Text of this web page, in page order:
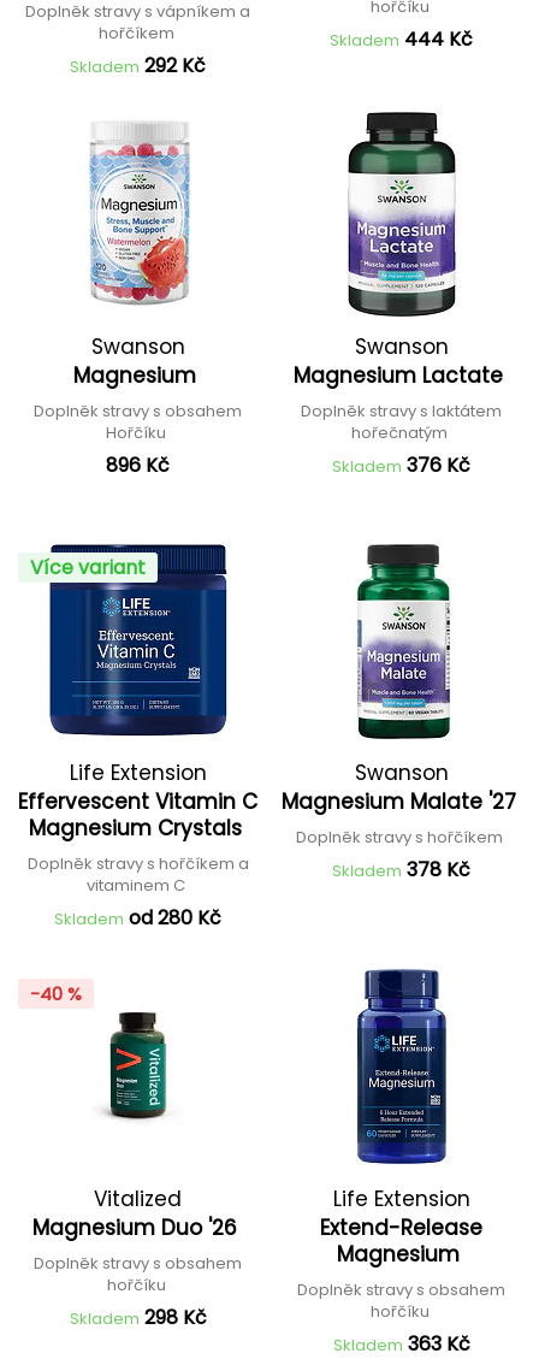
Doplněk stravy s vápníkem a
hořčíkem
Skladem 292 Kč
hořčíku
Skladem 444 Kč
Swanson
Magnesium
Doplněk stravy s obsahem
Hořčíku
896 Kč
Swanson
Magnesium Lactate
Doplněk stravy s laktátem
hořečnatým
Skladem 376 Kč
Více variant
Life Extension
Effervescent Vitamin C
Magnesium Crystals
Doplněk stravy s hořčíkem a
vitaminem C
Skladem od 280 Kč
Swanson
Magnesium Malate '27
Doplněk stravy s hořčíkem
Skladem 378 Kč
-40 %
Vitalized
Magnesium Duo '26
Doplněk stravy s obsahem
hořčíku
Skladem 298 Kč
Life Extension
Extend-Release
Magnesium
Doplněk stravy s obsahem
hořčíku
Skladem 363 Kč